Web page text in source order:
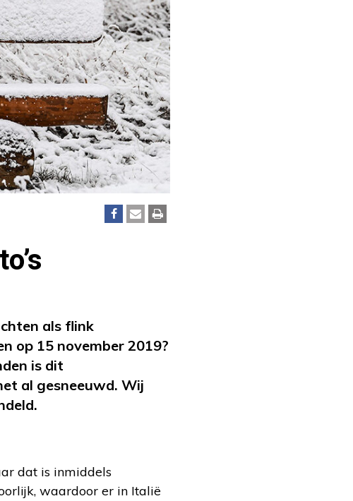
als flink
op 15 november 2019?
is dit
al gesneeuwd. Wij
dat is inmiddels
waardoor er in Italië